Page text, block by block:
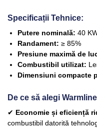
Specificații Tehnice:
Putere nominală: 40
Randament: ≥ 85%
Presiune maximă de
Combustibil utilizat:
Dimensiuni compacte
De ce să alegi
✔ Economie și eficiență
combustibil datorită